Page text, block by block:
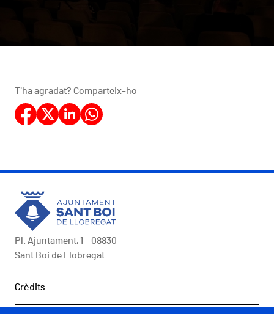
T'ha agradat? Comparteix-ho
Pl. Ajuntament, 1 - 08830
Sant Boi de Llobregat
Peu
Crèdits